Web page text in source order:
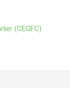
(CEGFC)